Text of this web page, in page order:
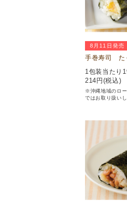
8月11日発売
手巻寿司 た
1包装当たり
214 円(税込)
※沖縄地域のロ
ではお取り扱い